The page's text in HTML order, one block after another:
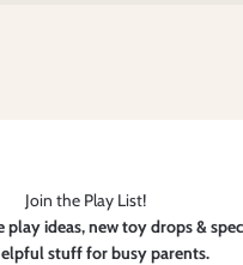
Join the Play List!
play ideas, new toy drops &
stuff for busy parents.